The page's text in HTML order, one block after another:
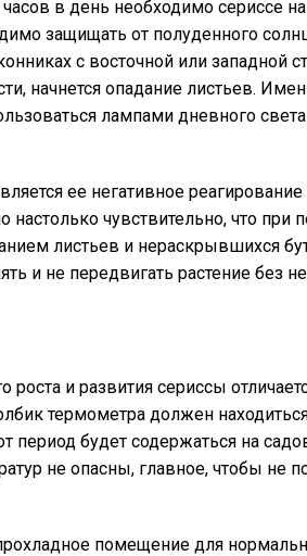
в день необходимо сериссе
защищать от полуденного
с восточной или западной
начнется опадание листьев.
лампами дневного
ее негативное
настолько чувствительно, что при
листьев и нераскрывшихся
и не передвигать растение без
роста и развития сериссы
термометра должен
период будет содержаться на
не опасны, главное, чтобы не
помещение для